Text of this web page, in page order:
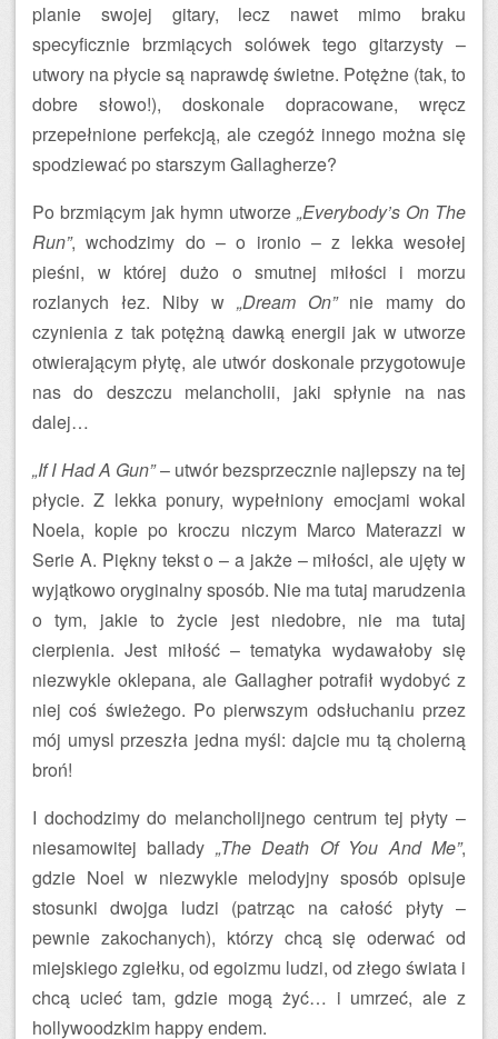
planie swojej gitary, lecz nawet mimo braku
specyficznie brzmiących solówek tego gitarzysty –
utwory na płycie są naprawdę świetne. Potężne (tak, to
dobre słowo!), doskonale dopracowane, wręcz
przepełnione perfekcją, ale czegóż innego można się
spodziewać po starszym Gallagherze?
Po brzmiącym jak hymn utworze „Everybody’s On The
Run”, wchodzimy do – o ironio – z lekka wesołej
pieśni, w której dużo o smutnej miłości i morzu
rozlanych łez. Niby w „Dream On”nie mamy do
czynienia z tak potężną dawką energii jak w utworze
otwierającym płytę, ale utwór doskonale przygotowuje
nas do deszczu melancholii, jaki spłynie na nas
dalej…
„If I Had A Gun”– utwór bezsprzecznie najlepszy na tej
płycie. Z lekka ponury, wypełniony emocjami wokal
Noela, kopie po kroczu niczym Marco Materazzi w
Serie A. Piękny tekst o – a jakże – miłości, ale ujęty w
wyjątkowo oryginalny sposób. Nie ma tutaj marudzenia
o tym, jakie to życie jest niedobre, nie ma tutaj
cierpienia. Jest miłość – tematyka wydawałoby się
niezwykle oklepana, ale Gallagher potrafił wydobyć z
niej coś świeżego. Po pierwszym odsłuchaniu przez
mój umysl przeszła jedna myśl: dajcie mu tą cholerną
broń!
I dochodzimy do melancholijnego centrum tej płyty –
niesamowitej ballady „The Death Of You And Me”,
gdzie Noel w niezwykle melodyjny sposób opisuje
stosunki dwojga ludzi (patrząc na całość płyty –
pewnie zakochanych), którzy chcą się oderwać od
miejskiego zgiełku, od egoizmu ludzi, od złego świata i
chcą ucieć tam, gdzie mogą żyć… i umrzeć, ale z
hollywoodzkim happy endem.